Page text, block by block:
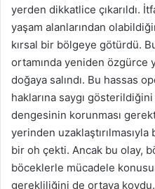
yerden dikkatlice çıkarıldı.
yaşam alanlarından
kırsal bir bölgeye götürdü.
ortamında yeniden özgürce
doğaya salındı. Bu hassas
haklarına saygı
dengesinin korunması
yerinden
bir oh çekti. Ancak bu olay,
böceklerle mücadele
gerekliliğini de ortaya